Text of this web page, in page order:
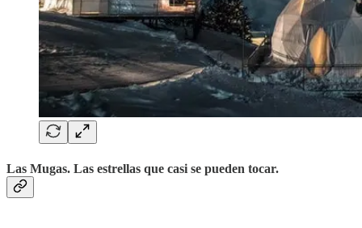
Las Mugas. Las estrellas que casi se pueden tocar.